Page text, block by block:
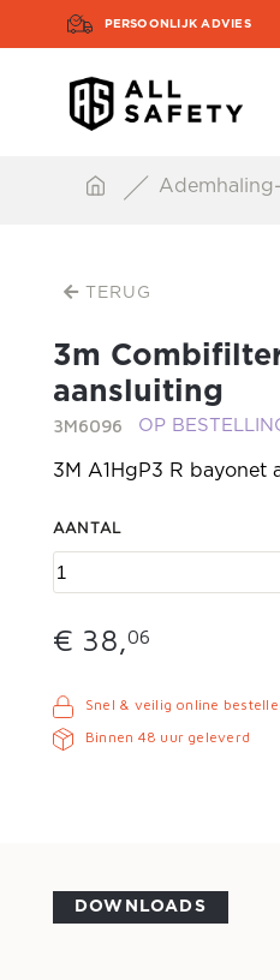
PERSOONLIJK ADVIES
TERUG
3m
aansluiting
3M6096 OP
3M A1HgP3 R bayonet
AANTAL
€ 38,06
Snel & veilig online
Binnen 48 uur geleverd
DOWNLOADS